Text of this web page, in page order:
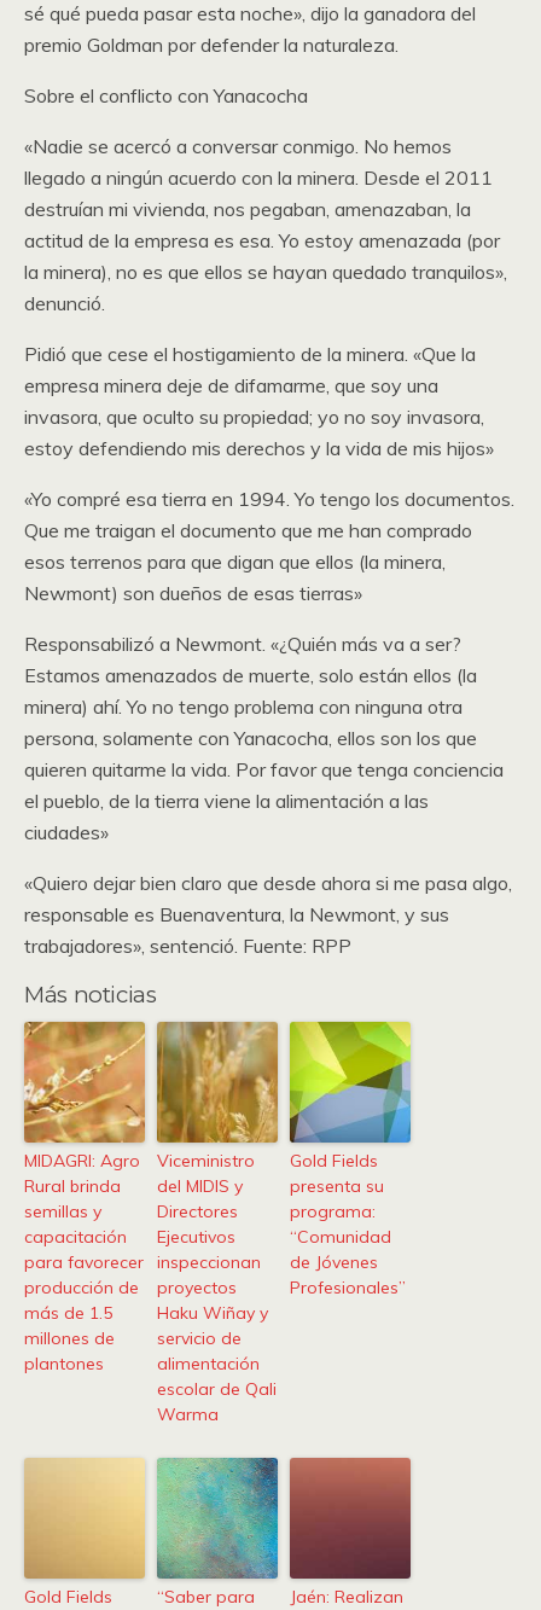
sé qué pueda pasar esta noche», dijo la ganadora del
premio Goldman por defender la naturaleza.
Sobre el conflicto con Yanacocha
«Nadie se acercó a conversar conmigo. No hemos
llegado a ningún acuerdo con la minera. Desde el 2011
destruían mi vivienda, nos pegaban, amenazaban, la
actitud de la empresa es esa. Yo estoy amenazada (por
la minera), no es que ellos se hayan quedado tranquilos»,
denunció.
Pidió que cese el hostigamiento de la minera. «Que la
empresa minera deje de difamarme, que soy una
invasora, que oculto su propiedad; yo no soy invasora,
estoy defendiendo mis derechos y la vida de mis hijos»
«Yo compré esa tierra en 1994. Yo tengo los documentos.
Que me traigan el documento que me han comprado
esos terrenos para que digan que ellos (la minera,
Newmont) son dueños de esas tierras»
Responsabilizó a Newmont. «¿Quién más va a ser?
Estamos amenazados de muerte, solo están ellos (la
minera) ahí. Yo no tengo problema con ninguna otra
persona, solamente con Yanacocha, ellos son los que
quieren quitarme la vida. Por favor que tenga conciencia
el pueblo, de la tierra viene la alimentación a las
ciudades»
«Quiero dejar bien claro que desde ahora si me pasa algo,
responsable es Buenaventura, la Newmont, y sus
trabajadores», sentenció. Fuente: RPP
Más noticias
MIDAGRI: Agro
Rural brinda
semillas y
capacitación
para favorecer
producción de
más de 1.5
millones de
plantones
Viceministro
del MIDIS y
Directores
Ejecutivos
inspeccionan
proyectos
Haku Wiñay y
servicio de
alimentación
escolar de Qali
Warma
Gold Fields
presenta su
programa:
“Comunidad
de Jóvenes
Profesionales”
Gold Fields
“Saber para
Jaén: Realizan